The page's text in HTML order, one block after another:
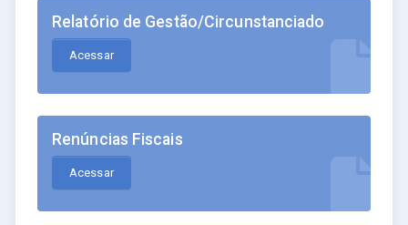
Relatório de Gestão/Circunstanciado
Acessar
Renúncias Fiscais
Acessar